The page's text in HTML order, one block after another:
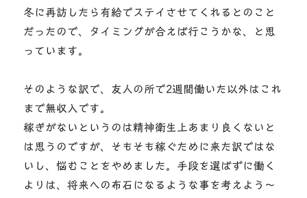
冬に再訪したら有給でステイさせてくれるとのこと
だったので、タイミングが合えば行こうかな、と思
っています。
そのような訳で、友人の所で2週間働いた以外はこれ
まで無収入です。
稼ぎがないというのは精神衛生上あまり良くないと
は思うのですが、そもそも稼ぐために来た訳ではな
いし、悩むことをやめました。手段を選ばずに働く
よりは、将来への布石になるような事を考えよう～